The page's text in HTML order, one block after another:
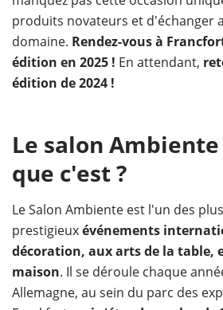
produits novateurs et d'échanger
domaine. Rendez-vous à
édition en 2025 ! En attendant,
édition de 2024 !
Le salon
que c'est ?
Le Salon Ambiente est l'un des
prestigieuxévénements
décoration, aux arts de la table,
maison. Il se déroule chaque
Allemagne, au sein du parc des